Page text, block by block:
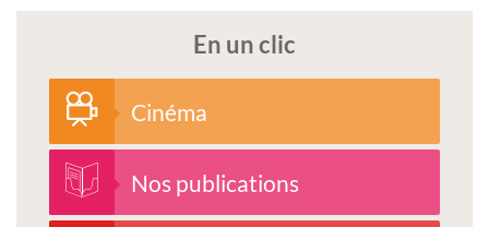
En un clic
Cinéma
Nos publications